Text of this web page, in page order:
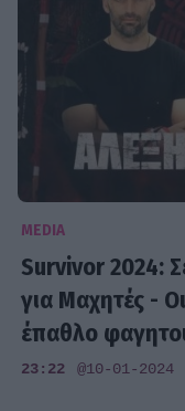
MEDIA
Survivor 2024:
για Μαχητές -
έπαθλο
23:22 @10-01-2024